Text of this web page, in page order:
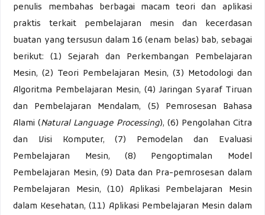
penulis membahas berbagai macam teori dan aplikasi
praktis terkait pembelajaran mesin dan kecerdasan
buatan yang tersusun dalam 16 (enam belas) bab, sebagai
berikut: (1) Sejarah dan Perkembangan Pembelajaran
Mesin, (2) Teori Pembelajaran Mesin, (3) Metodologi dan
Algoritma Pembelajaran Mesin, (4) Jaringan Syaraf Tiruan
dan Pembelajaran Mendalam, (5) Pemrosesan Bahasa
Alami (Natural Language Processing), (6) Pengolahan Citra
dan Visi Komputer, (7) Pemodelan dan Evaluasi
Pembelajaran Mesin, (8) Pengoptimalan Model
Pembelajaran Mesin, (9) Data dan Pra-pemrosesan dalam
Pembelajaran Mesin, (10) Aplikasi Pembelajaran Mesin
dalam Kesehatan, (11) Aplikasi Pembelajaran Mesin dalam